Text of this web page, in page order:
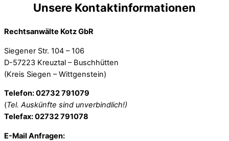
Unsere Kontaktinformationen
Rechtsanwälte Kotz GbR
Siegener Str. 104 – 106
D-57223 Kreuztal – Buschhütten
(Kreis Siegen – Wittgenstein)
Telefon: 02732 791079
(Tel. Auskünfte sind unverbindlich!)
Telefax: 02732 791078
E-Mail Anfragen: